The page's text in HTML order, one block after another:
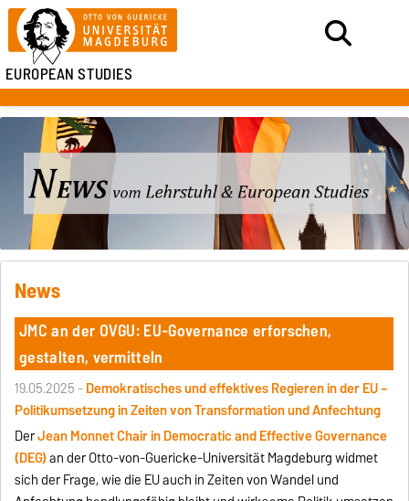
EUROPEAN STUDIES
News
JMC an der OVGU: EU-Governance erforschen,
gestalten, vermitteln
19.05.2025 -Demokratisches und effektives Regieren in der EU –
Politikumsetzung in Zeiten von Transformation und Anfechtung
DerJean Monnet Chair in Democratic and Effective Governance
(DEG)an der Otto-von-Guericke-Universität Magdeburg widmet
sich der Frage, wie die EU auch in Zeiten von Wandel und